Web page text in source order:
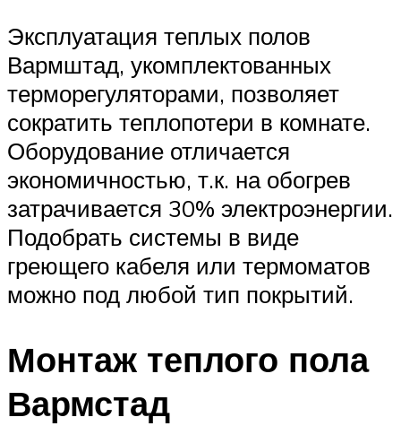
Эксплуатация теплых полов
Вармштад, укомплектованных
терморегуляторами, позволяет
сократить теплопотери в комнате.
Оборудование отличается
экономичностью, т.к. на обогрев
затрачивается 30% электроэнергии.
Подобрать системы в виде
греющего кабеля или термоматов
можно под любой тип покрытий.
Монтаж теплого пола
Вармстад